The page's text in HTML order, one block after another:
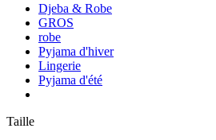
Djeba & Robe
GROS
robe
Pyjama d'hiver
Lingerie
Pyjama d'été
Taille